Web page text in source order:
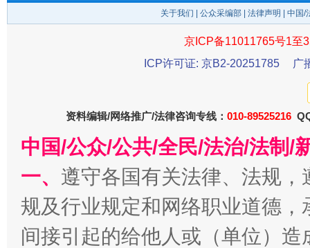
一批国家标准开始实施 从
关于我们 公众采编部 法律声明 | 中国
京ICP备11011765号1至
ICP许可证: 京B2-20251785
广
资料编辑/网络推广/法律咨询专线： 010-89525216
中国/公众/公共/全民/法治/法制/
一、 遵守各国有关法律、法规
规及行业规定和网络职业道德
间接引起的给他人或（单位）